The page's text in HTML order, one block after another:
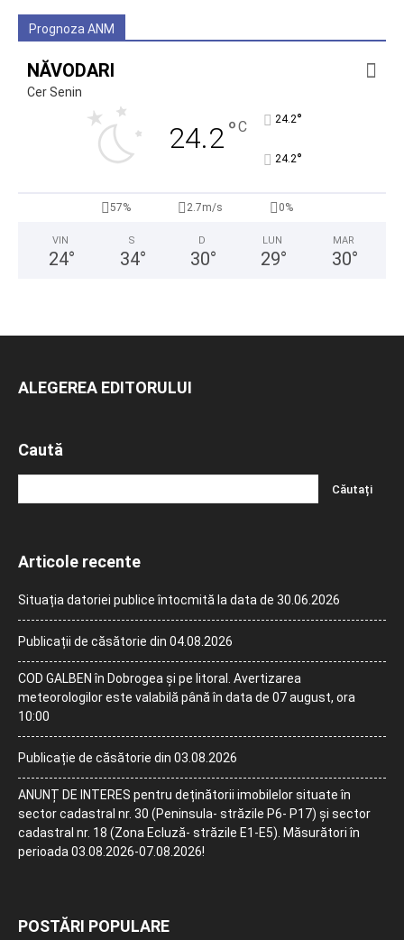
Prognoza ANM
NĂVODARI
Cer Senin
24.2°C 24.2°
24.2°
57% 2.7m/s 0%
VIN
24°
S
34°
D
30°
LUN
29°
MAR
30°
ALEGEREA EDITORULUI
Caută
Articole recente
Situația datoriei publice întocmită la data de 30.06.2026
Publicații de căsătorie din 04.08.2026
COD GALBEN în Dobrogea și pe litoral. Avertizarea
meteorologilor este valabilă până în data de 07 august, ora
10:00
Publicație de căsătorie din 03.08.2026
ANUNȚ DE INTERES pentru deținătorii imobilelor situate în
sector cadastral nr. 30 (Peninsula- străzile P6- P17) și sector
cadastral nr. 18 (Zona Ecluză- străzile E1-E5). Măsurători în
perioada 03.08.2026-07.08.2026!
POSTĂRI POPULARE